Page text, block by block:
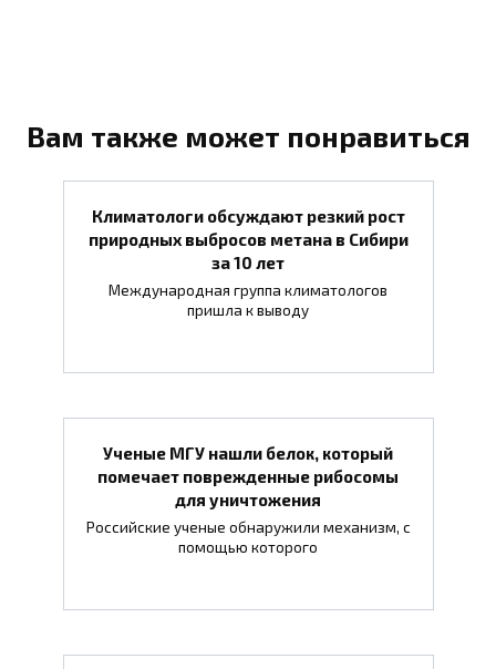
Вам также может понравиться
Климатологи обсуждают резкий рост
природных выбросов метана в Сибири
за 10 лет
Международная группа климатологов
пришла к выводу
Ученые МГУ нашли белок, который
помечает поврежденные рибосомы
для уничтожения
Российские ученые обнаружили механизм, с
помощью которого